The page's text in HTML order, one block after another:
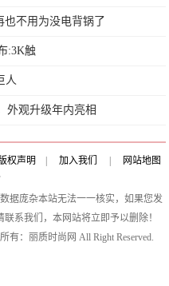
也不用为没电背锅了
:3K触
人
外观升级年内亮相
权声明 加入我们
网站地图
据庞杂本站无法一一核实，如果您发
系我们，本网站将立即予以删除！
有：丽质时尚网 All Right Reserved.